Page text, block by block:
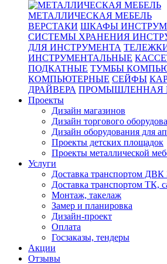
МЕТАЛЛИЧЕСКАЯ МЕБЕЛЬ
ВЕРСТАКИ ШКАФЫ
СИСТЕМЫ ХРАНЕНИЯ
ДЛЯ ИНСТРУМЕНТА
ИНСТРУМЕНТАЛЬНЫЕ
ПОДКАТНЫЕ ТУМБЫ
КОМПЬЮТЕРНЫЕ СЕЙФЫ
ДРАЙВЕРА ПРОМЫШЛЕННАЯ
Проекты
Дизайн магазинов
Дизайн торгового
Дизайн оборудования для
Проекты детских площадок
Проекты металлической
Услуги
Доставка транспортом ДВК
Доставка транспортом ТК,
Монтаж, такелаж
Замер и планировка
Дизайн-проект
Оплата
Госзаказы, тендеры
Акции
Отзывы